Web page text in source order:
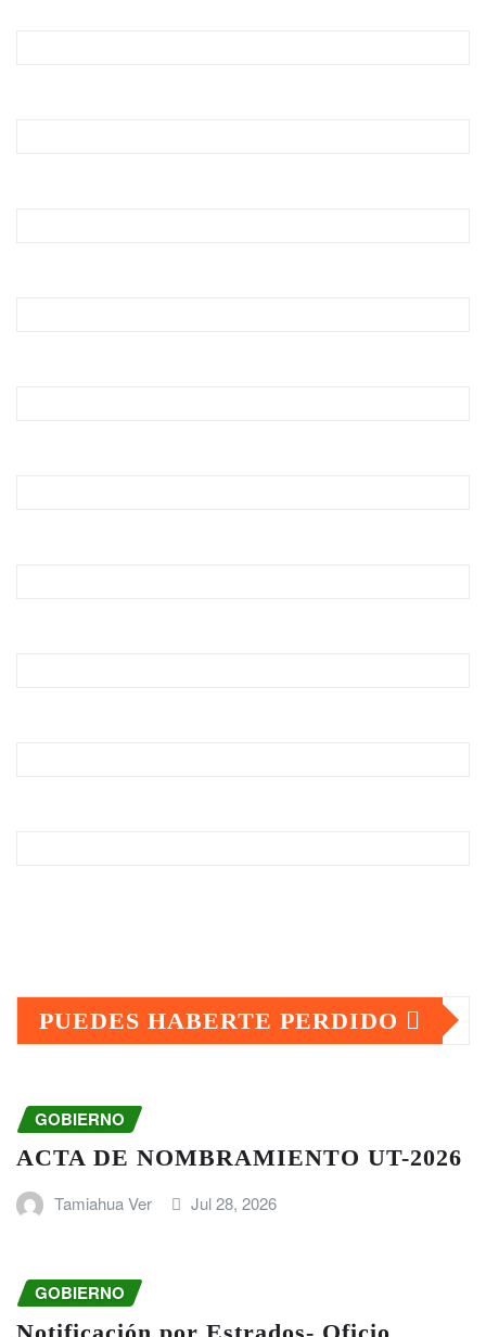
PUEDES HABERTE PERDIDO
GOBIERNO
ACTA DE NOMBRAMIENTO UT-2026
Tamiahua Ver Jul 28, 2026
GOBIERNO